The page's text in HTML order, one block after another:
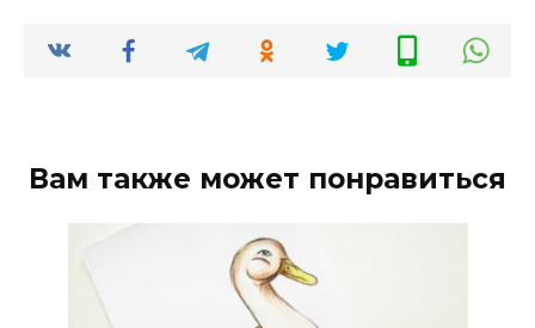
Вам также может понравиться